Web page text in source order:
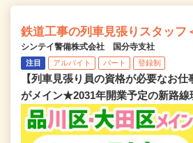
鉄道工事の列車見張りスタッフ
シンテイ警備株式会社 国分寺支社
注目 アルバイト パート 登録制
【列車見張り員の資格が必要なお
がメイン★2031年開業予定の新路線